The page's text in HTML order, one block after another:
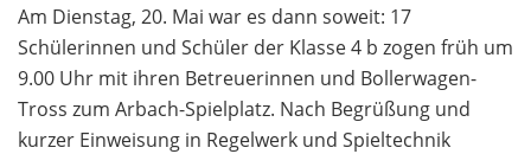
Am Dienstag, 20. Mai war es dann soweit: 17
Schülerinnen und Schüler der Klasse 4 b zogen früh um
9.00 Uhr mit ihren Betreuerinnen und Bollerwagen-
Tross zum Arbach-Spielplatz. Nach Begrüßung und
kurzer Einweisung in Regelwerk und Spieltechnik